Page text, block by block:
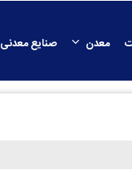
معدن صنایع معدنی